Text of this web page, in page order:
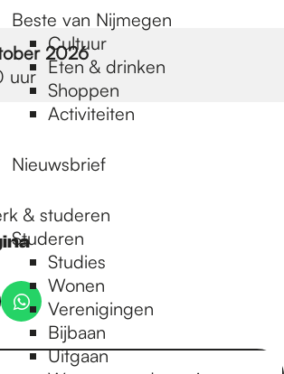
Beste van Nijmegen
Cultuur
Eten & drinken
Shoppen
Activiteiten
Nieuwsbrief
& studeren
Studeren
Studies
Wonen
Verenigingen
Bijbaan
Uitgaan
2026
uur
D
e